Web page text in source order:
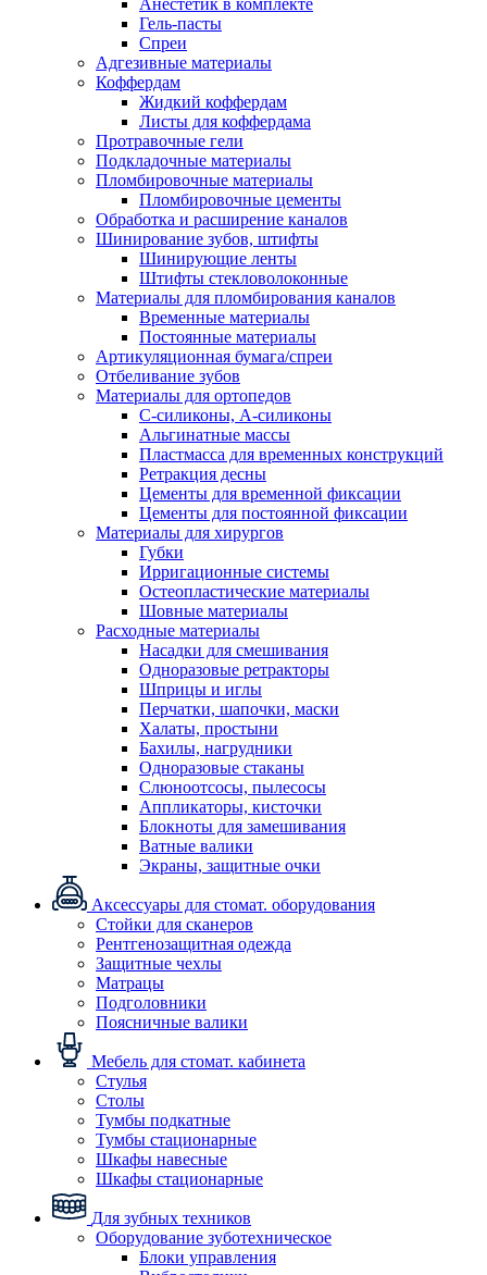
Анестетик в комплекте
Гель-пасты
Спреи
Адгезивные материалы
Коффердам
Жидкий коффердам
Листы для коффердама
Протравочные гели
Подкладочные материалы
Пломбировочные материалы
Пломбировочные цементы
Обработка и расширение каналов
Шинирование зубов, штифты
Шинирующие ленты
Штифты стекловолоконные
Материалы для пломбирования каналов
Временные материалы
Постоянные материалы
Артикуляционная бумага/спреи
Отбеливание зубов
Материалы для ортопедов
C-силиконы, А-силиконы
Альгинатные массы
Пластмасса для временных конструкций
Ретракция десны
Цементы для временной фиксации
Цементы для постоянной фиксации
Материалы для хирургов
Губки
Ирригационные системы
Остеопластические материалы
Шовные материалы
Расходные материалы
Насадки для смешивания
Одноразовые ретракторы
Шприцы и иглы
Перчатки, шапочки, маски
Халаты, простыни
Бахилы, нагрудники
Одноразовые стаканы
Слюноотсосы, пылесосы
Аппликаторы, кисточки
Блокноты для замешивания
Ватные валики
Экраны, защитные очки
Аксессуары для стомат. оборудования
Стойки для сканеров
Рентгенозащитная одежда
Защитные чехлы
Матрацы
Подголовники
Поясничные валики
Мебель для стомат. кабинета
Стулья
Столы
Тумбы подкатные
Тумбы стационарные
Шкафы навесные
Шкафы стационарные
Для зубных техников
Оборудование зуботехническое
Блоки управления